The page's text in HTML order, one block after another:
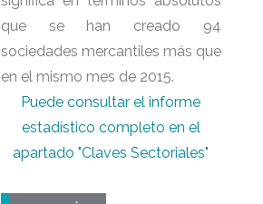
que se han creado 94
sociedades mercantiles más que
en el mismo mes de 2015.
Puede consultar el informe
estadístico completo en el
apartado "Claves Sectoriales"